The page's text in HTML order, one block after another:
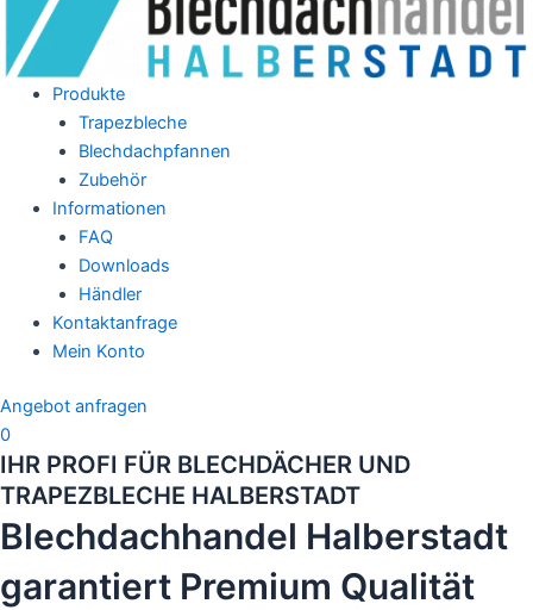
Menü
Produkte
Trapezbleche
Blechdachpfannen
Zubehör
Informationen
FAQ
Downloads
Händler
Kontaktanfrage
Mein Konto
Angebot anfragen
0
IHR PROFI FÜR BLECHDÄCHER UND
TRAPEZBLECHE HALBERSTADT
Blechdachhandel Halberstadt
garantiert Premium Qualität